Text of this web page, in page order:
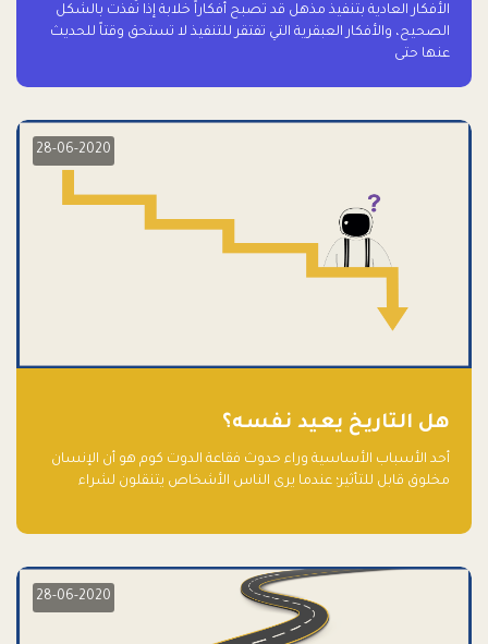
الأفكار العادية بتنفيذ مذهل قد تصبح أفكاراً خلابة إذا نُفذت بالشكل
الصحيح، والأفكار العبقرية التي تفتقر للتنفيذ لا تستحق وقتاً للحديث
عنها حتى
28-06-2020
هل التاريخ يعيد نفسه؟
أحد الأسباب الأساسية وراء حدوث فقاعة الدوت كوم هو أن الإنسان
مخلوق قابل للتأثير؛ عندما يرى الناس الأشخاص يتنقلون لشراء
28-06-2020